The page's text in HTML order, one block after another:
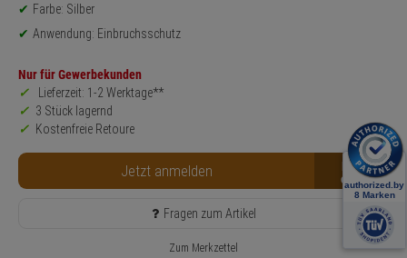
Farbe: Silber
Anwendung: Einbruchsschutz
Nur für Gewerbekunden
Lieferzeit: 1-2 Werktage**
3 Stück lagernd
Kostenfreie Retoure
Jetzt anmelden B2B
Fragen zum Artikel
Zum Merkzettel